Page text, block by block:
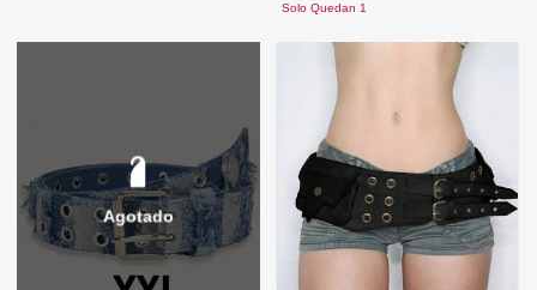
Solo Quedan 1
Agotado